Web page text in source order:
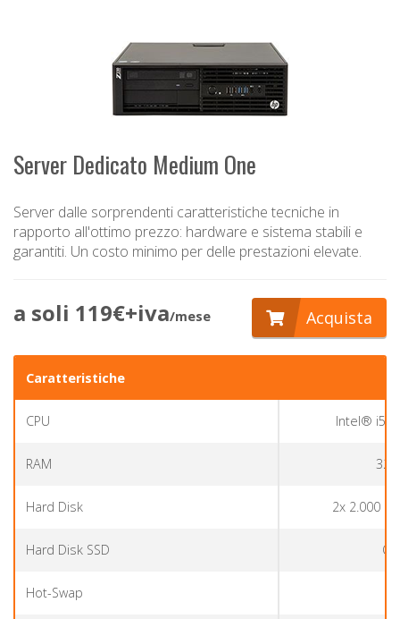
Server Dedicato Medium One
Server dalle sorprendenti caratteristiche tecniche in
rapporto all'ottimo prezzo: hardware e sistema stabili e
garantiti. Un costo minimo per delle prestazioni elevate.
a soli 119€+iva/mese Acquista
Caratteristiche
CPU Intel® i5-
RAM 32
Hard Disk 2x 2.000
Hard Disk SSD
Hot-Swap